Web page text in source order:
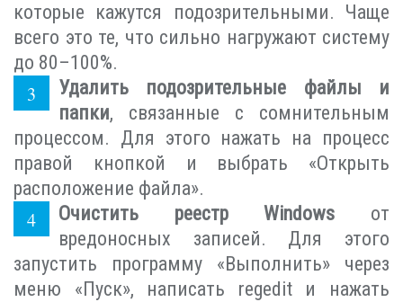
которые кажутся подозрительными. Чаще
всего это те, что сильно нагружают систему
до 80–100%.
Удалить подозрительные файлы и
папки, связанные с сомнительным
процессом. Для этого нажать на процесс
правой кнопкой и выбрать «Открыть
расположение файла».
Очистить реестр Windows от
вредоносных записей. Для этого
запустить программу «Выполнить» через
меню «Пуск», написать regedit и нажать